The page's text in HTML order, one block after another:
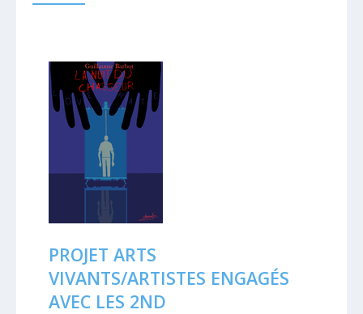
ATELIERS
2020-
2021
-
PROJET ARTS
VIVANTS/ARTISTES ENGAGÉS
AVEC LES 2ND